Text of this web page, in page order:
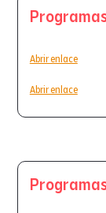
Abrir enlace
Abrir enlace